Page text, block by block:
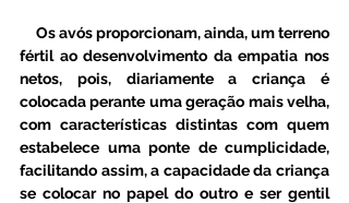
fértil ao desenvolvimento da empatia nos
netos, pois, diariamente a criança é
colocada perante uma geração mais velha,
com características distintas com quem
estabelece uma ponte de cumplicidade,
facilitando assim, a capacidade da criança
se colocar no papel do outro e ser gentil